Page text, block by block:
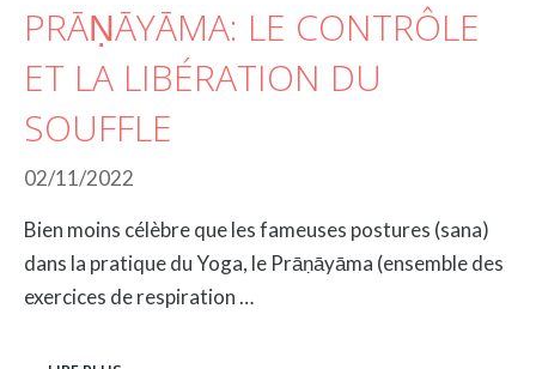
PRĀṆĀYĀMA: LE CONTRÔLE
ET LA LIBÉRATION DU
SOUFFLE
02/11/2022
Bien moins célèbre que les fameuses postures (sana)
dans la pratique du Yoga, le Prāṇāyāma (ensemble des
exercices de respiration …